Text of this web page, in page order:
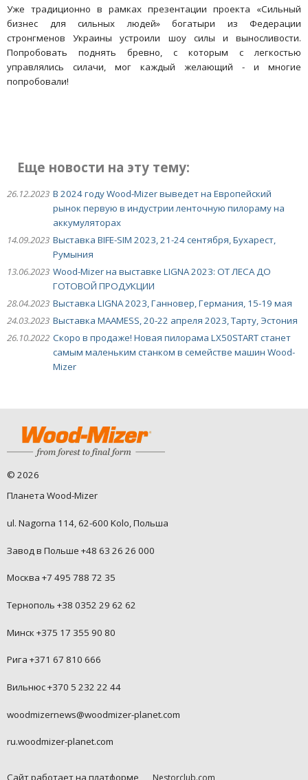
Уже традиционно в рамках презентации проекта «Сильный
бизнес для сильных людей» богатыри из Федерации
стронгменов Украины устроили шоу силы и выносливости.
Попробовать поднять бревно, с которым с легкостью
управлялись силачи, мог каждый желающий - и многие
попробовали!
Еще новости на эту тему:
26.12.2023 В 2024 году Wood-Mizer выведет на Европейский
рынок первую в индустрии ленточную пилораму на
аккумуляторах
14.09.2023 Выставка BIFE-SIM 2023, 21-24 сентября, Бухарест,
Румыния
13.06.2023 Wood-Mizer на выставке LIGNA 2023: ОТ ЛЕСА ДО
ГОТОВОЙ ПРОДУКЦИИ
28.04.2023 Выставка LIGNA 2023, Ганновер, Германия, 15-19 мая
24.03.2023 Выставка MAAMESS, 20-22 апреля 2023, Тарту, Эстония
26.10.2022 Скоро в продаже! Новая пилорама LX50START станет
самым маленьким станком в семействе машин Wood-
Mizer
© 2026
Планета Wood-Mizer
ul. Nagorna 114, 62-600 Kolo, Польша
Завод в Польше +48 63 26 26 000
Москва +7 495 788 72 35
Тернополь +38 0352 29 62 62
Минск +375 17 355 90 80
Рига +371 67 810 666
Вильнюс +370 5 232 22 44
woodmizernews@woodmizer-planet.com
ru.woodmizer-planet.com
Сайт работает на платформе Nestorclub.com